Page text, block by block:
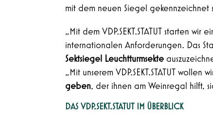
mit dem neuen Siegel
„Mit dem VDP.SEKT.STATUT starten wir
internationalen Anforderungen. Das
Sektsiegel Leuchtturmsekte
„Mit unserem VDP.SEKT.STATUT
geben, der ihnen am Weinregal hilft,
DAS VDP.SEKT.STATUT IM ÜBERBLICK